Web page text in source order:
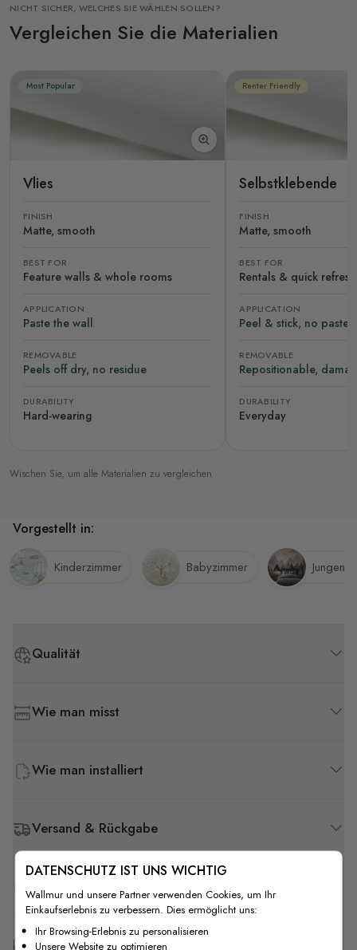
NICHT SICHER, WELCHES SIE WÄHLEN SOLLEN?
Vergleichen Sie die Materialien
Most Popular
Vlies
FINISH
Matte, smooth
BEST FOR
Feature walls & whole rooms
APPLICATION
Paste the wall
REMOVABLE
Peels off dry, no residue
DURABILITY
Hard-wearing
Renter Friendly
Selbstklebende
FINISH
Matte, smooth
BEST FOR
Rentals & quick
APPLICATION
Peel & stick, no paste
REMOVABLE
Repositionable,
DURABILITY
Everyday
Wischen Sie, um alle Materialien zu vergleichen
Qualität
Wie man misst
Wie man installiert
Versand & Rückgabe
F.A.Q
Kostenlose Anpassung
Vorgestellt in:
Kinderzimmer Babyzimmer
DATENSCHUTZ IST UNS WICHTIG
Wallmur und unsere Partner verwenden Cookies, um Ihr
Einkaufserlebnis zu verbessern. Dies ermöglicht uns:
Ihr Browsing-Erlebnis zu personalisieren
Unsere Website zu optimieren